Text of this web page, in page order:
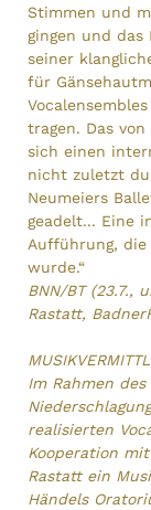
Stimmen und
gingen und das
seiner
für
tragen. Das
sich einen
nicht zuletzt
Neumeiers
geadelt... Eine
Aufführung,
wurde.“
BNN/BT (23.7.,
Rastatt,
Im Rahmen
realisierten
Kooperation
Rastatt ein
Händels